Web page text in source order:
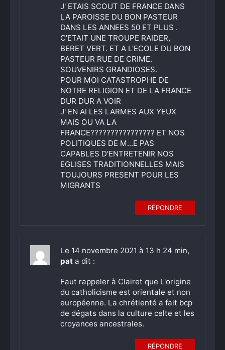
J' ETAIS SCOUT DE FRANCE DANS
LA PAROISSE DU BON PASTEUR
DANS LES ANNEES 50 ET PLUS .
C'ETAIT UNE TROUPE RAIDER,
BERET VERT. ET A L'ECOLE DU BON
PASTEUR RUE DE CRIME.
SOUVENIRS GRANDIOSES.
POUR MOI CATASTROPHE DE
NOTRE RELIGION ET DE LA FRANCE
DUR DUR A VOIR
J' EN AI LES LARMES AUX YEUX
MAIS OU VA LA
FRANCE???????????????? ET NOS
POLITIQUES DE M...E PAS
CAPABLES D'ENTRETENIR NOS
EGLISES TRADITIONNELLES MAIS
TOUJOURS PRESENT POUR LES
MIGRANTS
RÉPONDRE
Le 14 novembre 2021 à 13 h 24 min,
pat a dit :
Faut rappeler à Clairet que L'origine
du catholicisme est orientale et non
européenne. La chrétienté a fait bcp
de dégats dans la culture celte et les
croyances ancestrales.
RÉPONDRE